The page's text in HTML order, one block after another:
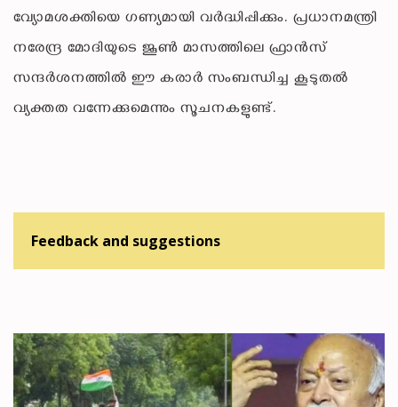
വ്യോമശക്തിയെ ഗണ്യമായി വർദ്ധിപ്പിക്കും. പ്രധാനമന്ത്രി
നരേന്ദ്ര മോദിയുടെ ജൂൺ മാസത്തിലെ ഫ്രാൻസ്
സന്ദർശനത്തിൽ ഈ കരാർ സംബന്ധിച്ച കൂടുതൽ
വ്യക്തത വന്നേക്കുമെന്നും സൂചനകളുണ്ട്.
Feedback and suggestions